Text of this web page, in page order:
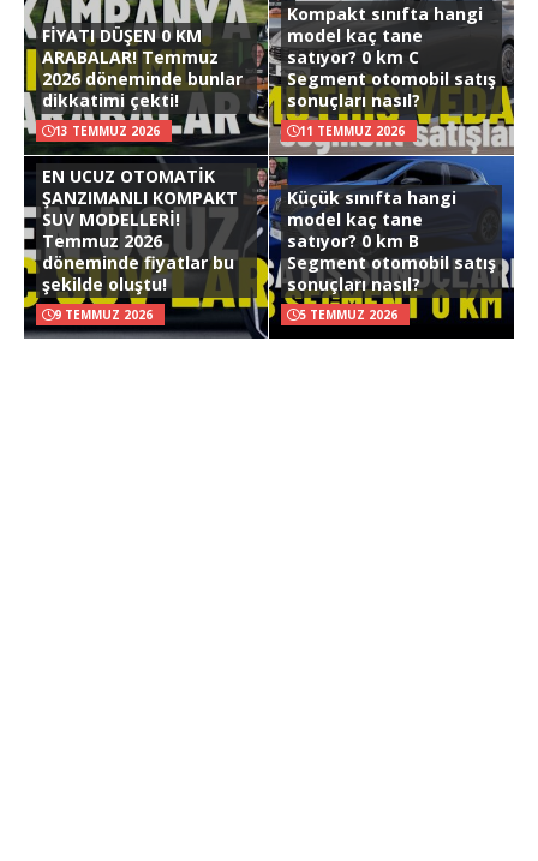
FİYATI DÜŞEN 0 KM
ARABALAR! Temmuz
2026 döneminde bunlar
dikkatimi çekti!
13 TEMMUZ 2026
Kompakt sınıfta hangi
model kaç tane
satıyor? 0 km C
Segment otomobil satış
sonuçları nasıl?
11 TEMMUZ 2026
EN UCUZ OTOMATİK
ŞANZIMANLI KOMPAKT
SUV MODELLERİ!
Temmuz 2026
döneminde fiyatlar bu
şekilde oluştu!
9 TEMMUZ 2026
Küçük sınıfta hangi
model kaç tane
satıyor? 0 km B
Segment otomobil satış
sonuçları nasıl?
5 TEMMUZ 2026